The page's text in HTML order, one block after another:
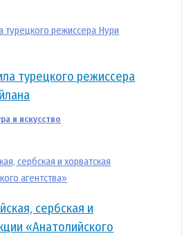
турецкого режиссера
и искусство
сербская и
«Анатолийского